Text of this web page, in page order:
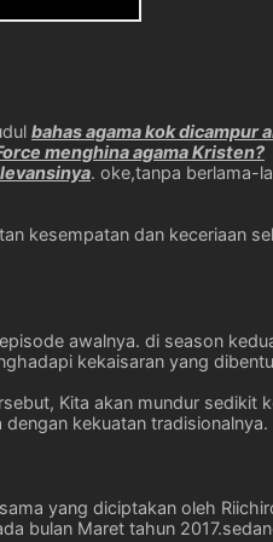
bahas agama kok dicampur
menghina agama Kristen?
. oke,tanpa berlama-
kesempatan dan keceriaan
awalnya. di season
kekaisaran yang
Kita akan mundur sedikit
kekuatan tradisionalnya.
yang diciptakan oleh
bulan Maret tahun